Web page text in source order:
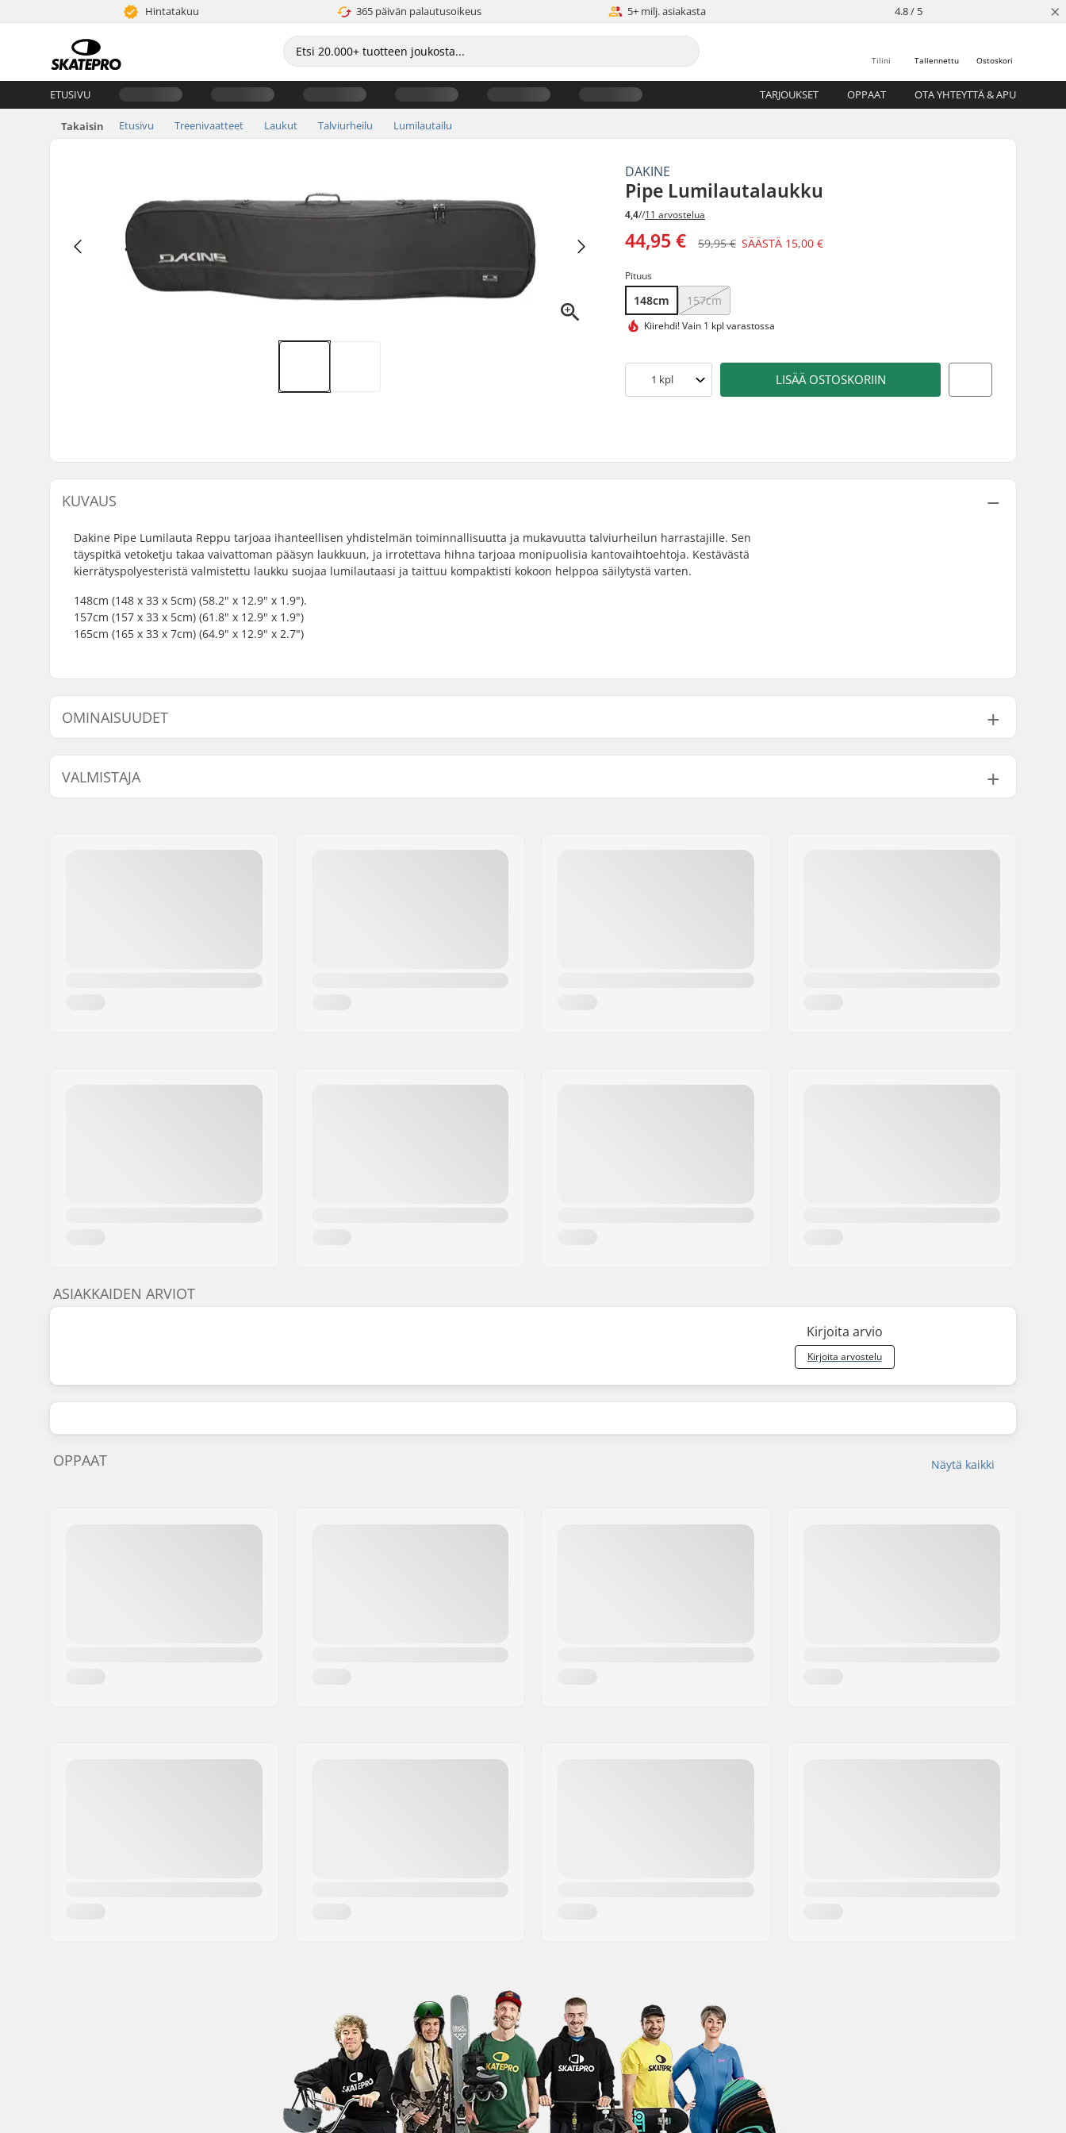
Hintatakuu 365 päivän palautusoikeus 5+ milj. asiakasta 4.8 / 5 ×
Ostoskori
Tallennettu
Tilini
ETUSIVU TARJOUKSET OPPAAT OTA YHTEYTTÄ & APU
Takaisin Etusivu Treenivaatteet Laukut Talviurheilu Lumilautailu
DAKINE
Pipe Lumilautalaukku
4,4//11 arvostelua
44,95 € 59,95 € SÄÄSTÄ 15,00 €
Pituus
148cm 157cm
Kiirehdi!Vain 1 kpl varastossa
1 kpl LISÄÄ OSTOSKORIIN
KUVAUS
Dakine Pipe Lumilauta Reppu tarjoaa ihanteellisen yhdistelmän toiminnallisuutta ja mukavuutta talviurheilun harrastajille. Sen
täyspitkä vetoketju takaa vaivattoman pääsyn laukkuun, ja irrotettava hihna tarjoaa monipuolisia kantovaihtoehtoja. Kestävästä
kierrätyspolyesteristä valmistettu laukku suojaa lumilautaasi ja taittuu kompaktisti kokoon helppoa säilytystä varten.
148cm (148 x 33 x 5cm) (58.2" x 12.9" x 1.9").
157cm (157 x 33 x 5cm) (61.8" x 12.9" x 1.9")
165cm (165 x 33 x 7cm) (64.9" x 12.9" x 2.7")
OMINAISUUDET
Height x Width x Depth:
148 x 33 x 5 cm
Aktiviteetti:
Sisävuoraus:
Polyester
VALMISTAJA
ASIAKKAIDEN ARVIOT
Kirjoita arvio
Kirjoita arvostelu
Näytä kaikki
OPPAAT